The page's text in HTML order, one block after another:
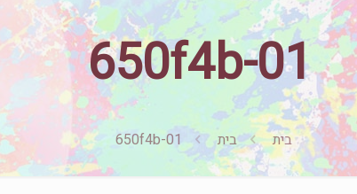
650f4b-01
בית בית 650f4b-01